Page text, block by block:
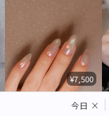
¥7,500
今日 ×